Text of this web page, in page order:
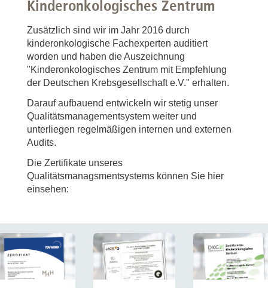
Kinderonkologisches Zentrum
Zusätzlich sind wir im Jahr 2016 durch
kinderonkologische Fachexperten auditiert
worden und haben die Auszeichnung
"Kinderonkologisches Zentrum mit Empfehlung
der Deutschen Krebsgesellschaft e.V." erhalten.
Darauf aufbauend entwickeln wir stetig unser
Qualitätsmanagementsystem weiter und
unterliegen regelmäßigen internen und externen
Audits.
Die Zertifikate unseres
Qualitätsmanagsmentsystems können Sie hier
einsehen: